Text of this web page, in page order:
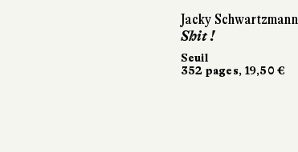
Jacky Schwartzmann
Shit !
Seuil
352 pages, 19,50 €